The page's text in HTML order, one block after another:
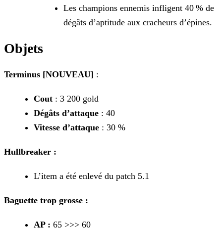
Les champions ennemis infligent 40 % de
dégâts d’aptitude aux cracheurs d’épines.
Objets
Terminus [NOUVEAU] :
Cout : 3 200 gold
Dégâts d’attaque : 40
Vitesse d’attaque : 30 %
Hullbreaker :
L’item a été enlevé du patch 5.1
Baguette trop grosse :
AP : 65 >>> 60